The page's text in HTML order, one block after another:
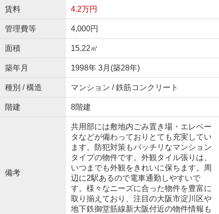
賃料 4.2万円
管理費等 4,000円
面積 15.22㎡
築年月 1998年 3月(築28年)
種別 / 構造 マンション / 鉄筋コンクリート
階建 8階建
備考
共用部には敷地内ごみ置き場・エレベー
タなどが備わっておりとても充実してい
ます。防犯対策もバッチリなマンション
タイプの物件です。外観タイル張りは、
いつまでも外観をきれいに保ちます。周
辺に2駅あるので電車通勤しやすいで
す。様々なニーズに合った物件を豊富に
取り揃えており、注目の大阪市淀川区や
地下鉄御堂筋線新大阪付近の物件情報も